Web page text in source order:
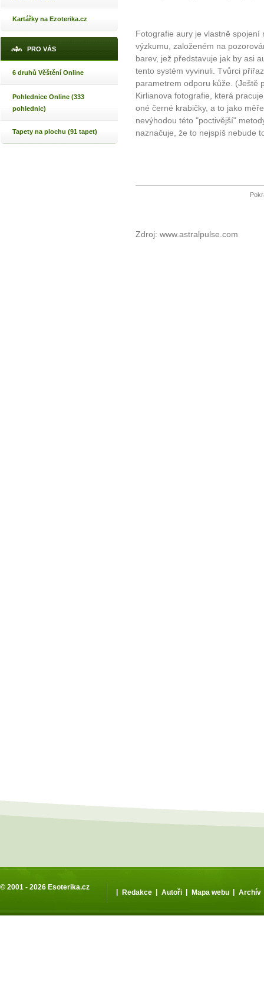
Kartářky na Ezoterika.cz
PRO VÁS
6 druhů Věštění Online
Pohlednice Online (333
pohlednic)
Tapety na plochu (91 tapet)
Fotografie aury je vlastně
výzkumu, založeném na
barev, jež představuje jak by asi
tento systém vyvinuli. Tvůrci
parametrem odporu kůže. (Ještě
Kirlianova fotografie, která
oné černé krabičky, a to jako
nevýhodou této "poctivější"
naznačuje, že to nejspíš nebude
Zdroj: www.astralpulse.com
© 2001 - 2026 Esoterika.cz
| Redakce | Autoři | Mapa webu | Archív